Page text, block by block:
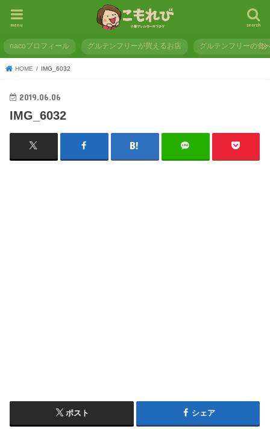
search
menu
nacoプロフィール グルテンフリーが買えるお店 グルテンフリーの食
HOME IMG_6032
2019.06.06
IMG_6032
ポスト シェア